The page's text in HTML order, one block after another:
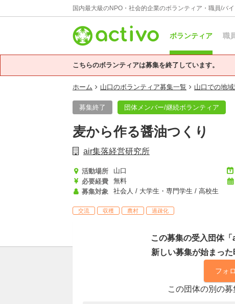
国内最大級のNPO・社会的企業のボランティア・職員/バ
ボランティア 職
こちらのボランティアは募集を終了しています。
ホーム 山口のボランティア募集一覧 山口での地
募集終了 団体メンバー/継続ボランティア
麦から作る醤油つくり
air集落経営研究所
活動場所
山口
必要経費
無料
募集対象
社会人 / 大学生・専門学生 / 高校生
交流 収穫 農村 過疎化
この募集の受入団体「
新しい募集が始まっ
フォ
この団体の別の募